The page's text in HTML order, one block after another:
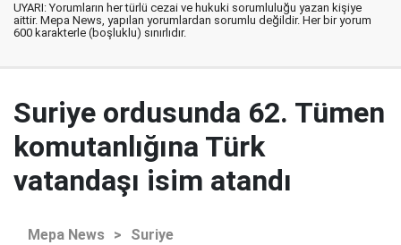
UYARI: Yorumların her türlü cezai ve hukuki sorumluluğu yazan kişiye
aittir. Mepa News, yapılan yorumlardan sorumlu değildir. Her bir yorum
600 karakterle (boşluklu) sınırlıdır.
Suriye ordusunda 62. Tümen
komutanlığına Türk
vatandaşı isim atandı
Mepa News > Suriye